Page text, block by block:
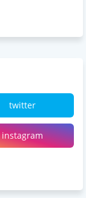
twitter
instagram